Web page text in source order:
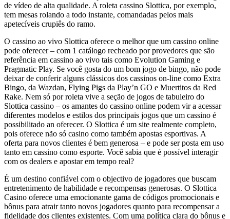
de vídeo de alta qualidade. A roleta cassino Slottica, por exemplo,
tem mesas rolando a todo instante, comandadas pelos mais
apetecíveis crupiês do ramo.
O cassino ao vivo Slottica oferece o melhor que um cassino online
pode oferecer – com 1 catálogo recheado por provedores que são
referência em cassino ao vivo tais como Evolution Gaming e
Pragmatic Play. Se você gosta do um bom jogo de bingo, não pode
deixar de conferir alguns clássicos dos cassinos on-line como Extra
Bingo, da Wazdan, Flying Pigs da Play’n GO e Muertitos da Red
Rake. Nem só por roleta vive a seção de jogos de tabuleiro do
Slottica cassino – os amantes do cassino online podem vir a acessar
diferentes modelos e estilos dos principais jogos que um cassino é
possibilitado an oferecer. O Slottica é um site realmente completo,
pois oferece não só casino como também apostas esportivas. A
oferta para novos clientes é bem generosa – e pode ser posta em uso
tanto em cassino como esporte. Você sabia que é possível interagir
com os dealers e apostar em tempo real?
É um destino confiável com o objectivo de jogadores que buscam
entretenimento de habilidade e recompensas generosas. O Slottica
Casino oferece uma emocionante gama de códigos promocionais e
bônus para atrair tanto novos jogadores quanto para recompensar a
fidelidade dos clientes existentes. Com uma política clara do bônus e